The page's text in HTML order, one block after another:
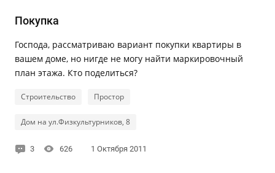
Покупка
Господа, рассматриваю вариант покупки квартиры в
вашем доме, но нигде не могу найти маркировочный
план этажа. Кто поделиться?
Строительство Простор
Дом на ул.Физкультурников, 8
3 626 1 Октября 2011